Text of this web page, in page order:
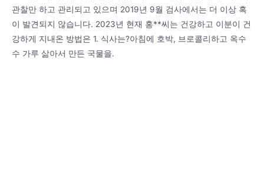
관찰만 하고 관리되고 있으며 2019년 9월 검사에서는 더 이상 혹
이 발견되지 않습니다. 2023년 현재 홍**씨는 건강하고 이분이 건
강하게 지내온 방법은 1. 식사는?아침에 호박, 브로콜리하고 옥수
수 가루 삶아서 만든 국물을.